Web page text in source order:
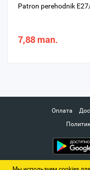
Patron perehodnik
7,88 man.
Оплата